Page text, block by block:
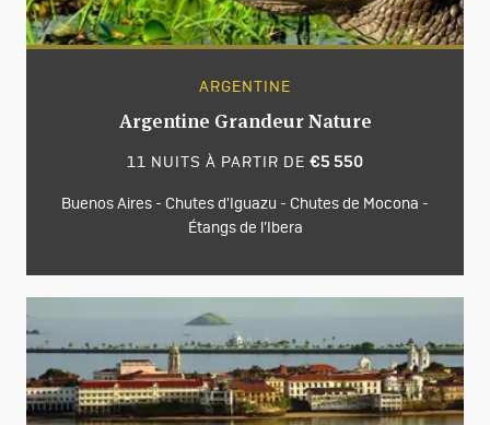
ARGENTINE
Argentine Grandeur Nature
11 NUITS À PARTIR DE €5 550
Buenos Aires - Chutes d'Iguazu - Chutes de Mocona -
Étangs de l’Ibera